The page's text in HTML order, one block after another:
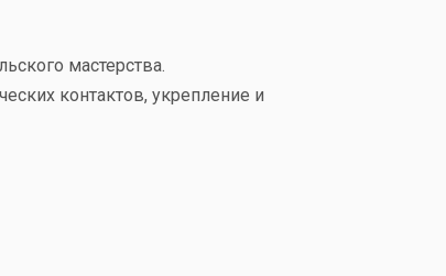
мастерства.
контактов, укрепление и